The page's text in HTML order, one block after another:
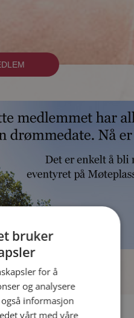
bruker
for å
og analysere
informasjon
vårt med våre